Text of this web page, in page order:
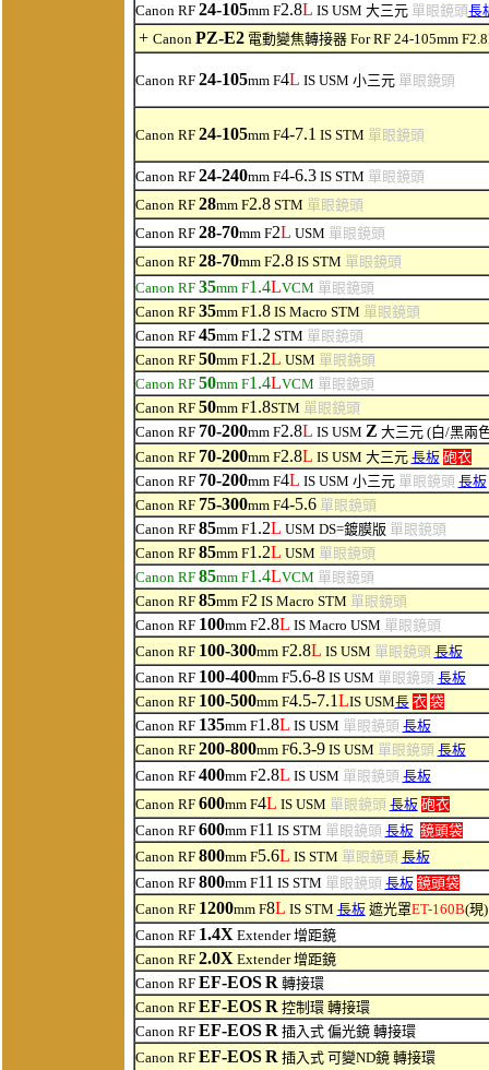
Canon RF 24-105mm F2.8L IS USM 大三元單眼鏡頭長
+ Canon PZ-E2電動變焦轉接器 For RF 24-105mm F2.8
Canon RF 24-105mm F4L IS USM 小三元單眼鏡頭
Canon RF 24-105mm F4-7.1 IS STM 單眼鏡頭
Canon RF 24-240mm F4-6.3IS STM 單眼鏡頭
Canon RF 28mm F2.8STM 單眼鏡頭
Canon RF 28-70mm F2L USM 單眼鏡頭
Canon RF 28-70mm F2.8IS STM 單眼鏡頭
Canon RF 35mm F1.4LVCM 單眼鏡頭
Canon RF 35mm F1.8IS Macro STM 單眼鏡頭
Canon RF 45mm F1 .2STM 單眼鏡頭
Canon RF 50mm F1.2L USM 單眼鏡頭
Canon RF 50mm F1.4LVCM 單眼鏡頭
Canon RF 50mm F1.8STM 單眼鏡頭
Canon RF 70-200mm F2.8L IS USM Z 大三元 (白/黑兩
Canon RF 70-200mm F2.8L IS USM 大三元 長板 砲衣
Canon RF 70-200mm F4L IS USM 小三元單眼鏡頭 長板
Canon RF 75-300mm F4-5.6單眼鏡頭
Canon RF 85mm F1.2L USM DS=鍍膜版 單眼鏡頭
Canon RF 85mm F1.2L USM 單眼鏡頭
Canon RF 85mm F1.4LVCM 單眼鏡頭
Canon RF 85mm F2IS Macro STM 單眼鏡頭
Canon RF 100mm F2.8L IS Macro USM 單眼鏡頭
Canon RF 100-300mm F2.8L IS USM 單眼鏡頭 長板
Canon RF 100-400mm F5.6-8IS USM 單眼鏡頭 長板
Canon RF 100-500mm F4.5-7.1LIS USM長 衣 袋
Canon RF 135mm F1.8L IS USM 單眼鏡頭 長板
Canon RF 200-800mm F6.3-9IS USM 單眼鏡頭 長板
Canon RF 400mm F2.8L IS USM 單眼鏡頭 長板
Canon RF 600mm F4L IS USM 單眼鏡頭 長板 砲衣
Canon RF 600mm F11 IS STM 單眼鏡頭 長板 鏡頭袋
Canon RF 800mm F5.6L IS STM 單眼鏡頭 長板
Canon RF 800mm F11 IS STM 單眼鏡頭 長板 鏡頭袋
Canon RF 1200mm F8L IS STM 長板遮光罩ET-160B(現)
Canon RF 1.4X Extender 增距鏡
Canon RF 2.0X Extender 增距鏡
Canon RF EF-EOS R轉接環
Canon RF EF-EOS R控制環 轉接環
Canon RF EF-EOS R插入式 偏光鏡 轉接環
Canon RF EF-EOS R插入式 可變ND鏡 轉接環